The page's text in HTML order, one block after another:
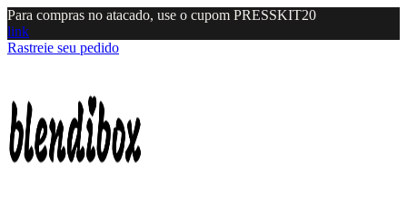
Para compras no atacado, use o cupom PRESSKIT20
link
Rastreie seu pedido